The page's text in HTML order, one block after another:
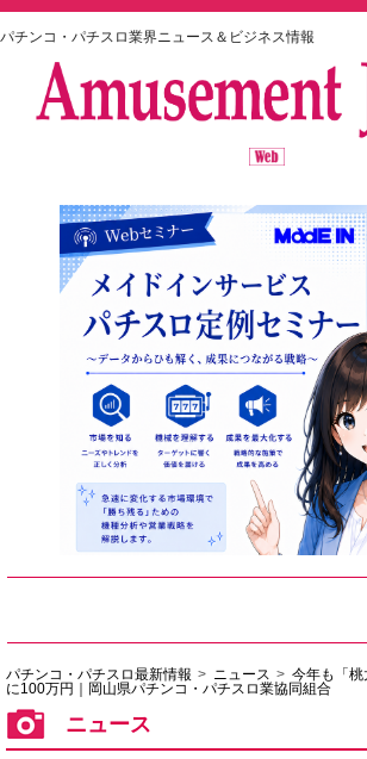
パチンコ・パチスロ業界ニュース＆ビジネス情報
パチンコ・パチスロ最新情報 ニュース
今年も「桃
に100万円｜岡山県パチンコ・パチスロ業協同組合
ニュース